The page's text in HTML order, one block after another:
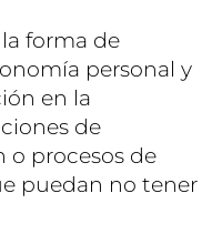
la forma de
personal y
en la
de
o procesos de
puedan no tener